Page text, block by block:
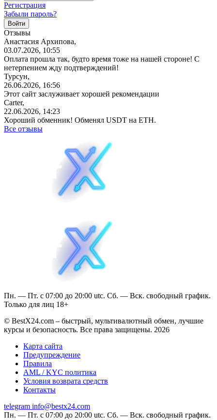
Регистрация
Забыли пароль?
Отзывы
Анастасия Архипова,
03.07.2026, 10:55
Оплата прошла так, будто время тоже на нашей стороне! С
нетерпением жду подтверждений!
Турсун,
26.06.2026, 16:56
Этот сайт заслуживает хорошей рекомендации
Carter,
22.06.2026, 14:23
Хороший обменник! Обменял USDT на ETH.
Все отзывы
Пн. — Пт. с 07:00 до 20:00 utc. Сб. — Вск. свободный график.
Только для лиц 18+
© BestX24.com – быстрый, мультивалютный обмен, лучшие
курсы и безопасность. Все права защищены. 2026
Карта сайта
Предупреждение
Правила
AML / KYC политика
Условия возврата средств
Контакты
telegram info@bestx24.com
Пн. — Пт. с 07:00 до 20:00 utc. Сб. — Вск. свободный график.